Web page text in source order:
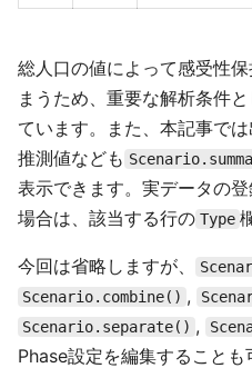
総人口の値によって感受性
まうため、重要な解析条件
ています。また、本記事で
推測値なども
表示できます。実データの
場合は、該当する行の Type
今回は省略しますが、
Scenario.combine() ,
Scenario.separate() ,
Phase設定を編集することも